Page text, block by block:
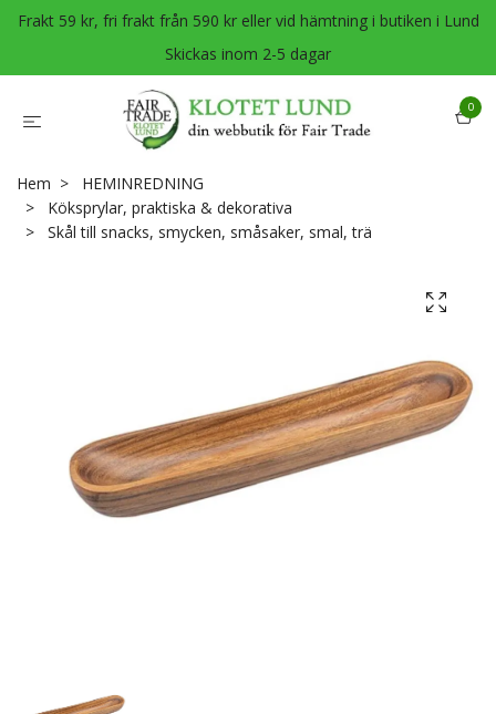
Frakt 59 kr, fri frakt från 590 kr eller vid hämtning i butiken i Lund
Skickas inom 2-5 dagar
0
Hem
HEMINREDNING
Köksprylar, praktiska & dekorativa
Skål till snacks, smycken, småsaker, smal, trä